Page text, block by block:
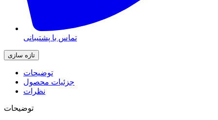
تماس با پشتیبانی
توضیحات
جزئیات محصول
نظرات
توضیحات